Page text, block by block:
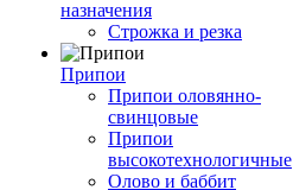
назначения
Строжка и резка
Припои
Припои оловянно-
свинцовые
Припои
высокотехнологичные
Олово и баббит